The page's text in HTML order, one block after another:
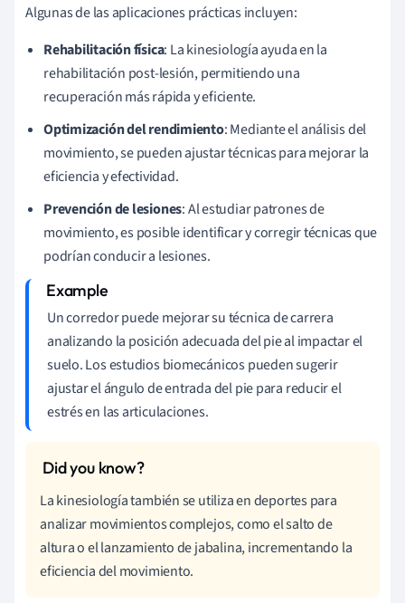
Algunas de las aplicaciones prácticas incluyen:
Rehabilitación física: La kinesiología ayuda en la
rehabilitación post-lesión, permitiendo una
recuperación más rápida y eficiente.
Optimización del rendimiento: Mediante el análisis del
movimiento, se pueden ajustar técnicas para mejorar la
eficiencia y efectividad.
Prevención de lesiones: Al estudiar patrones de
movimiento, es posible identificar y corregir técnicas que
podrían conducir a lesiones.
Un corredor puede mejorar su técnica de carrera
analizando la posición adecuada del pie al impactar el
suelo. Los estudios biomecánicos pueden sugerir
ajustar el ángulo de entrada del pie para reducir el
estrés en las articulaciones.
La kinesiología también se utiliza en deportes para
analizar movimientos complejos, como el salto de
altura o el lanzamiento de jabalina, incrementando la
eficiencia del movimiento.